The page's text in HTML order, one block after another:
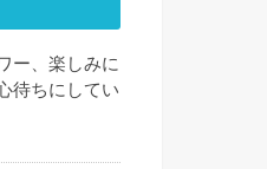
ー、楽しみに
待ちにしてい